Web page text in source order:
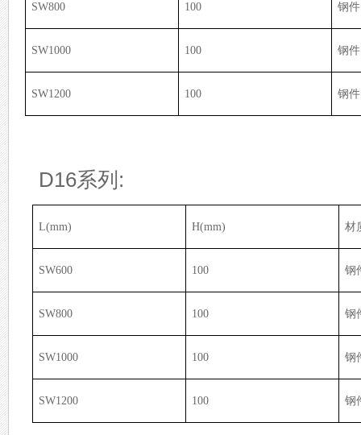
SW800 100 钢件
SW1000 100 钢件
SW1200 100 钢件
D16系列:
L(mm) H(mm) 材
SW600 100 钢
SW800 100 钢
SW1000 100 钢
SW1200 100 钢